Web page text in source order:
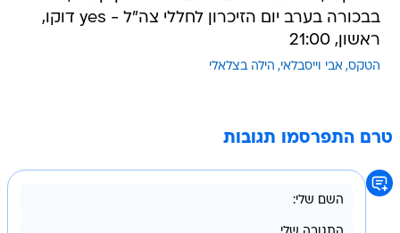
בבכורה בערב יום הזיכרון לחללי צה"ל - yes דוקו,
ראשון, 21:00
הטקס אבי וייסבלאי הילה בצלאלי
טרם התפרסמו תגובות